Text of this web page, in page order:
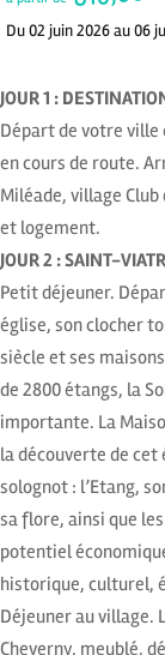
Du 02 juin 2026 au 06
JOUR 1 :
Départ de votre ville
en cours de route.
Miléade, village
et logement.
JOUR 2 : SAINT-
Petit déjeuner.
église, son clocher
siècle et ses
de 2800 étangs, la
importante. La
la découverte de
solognot : l’Etang,
sa flore, ainsi que
potentiel
historique, culturel,
Déjeuner au village.
Cheverny, meublé,